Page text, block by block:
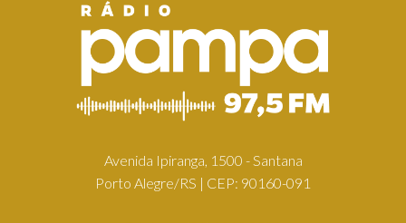
Avenida Ipiranga, 1500 - Santana
Porto Alegre/RS | CEP: 90160-091